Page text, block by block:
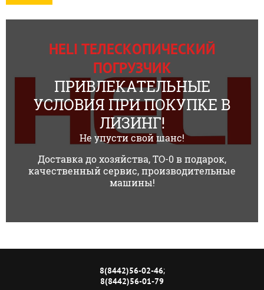
HELI ТЕЛЕСКОПИЧЕСКИЙ
ПОГРУЗЧИК
ПРИВЛЕКАТЕЛЬНЫЕ
УСЛОВИЯ ПРИ ПОКУПКЕ В
ЛИЗИНГ!
Не упусти свой шанс!
Доставка до хозяйства, ТО-0 в подарок,
качественный сервис, производительные
машины!
8(8442)56-02-46;
8(8442)56-01-79